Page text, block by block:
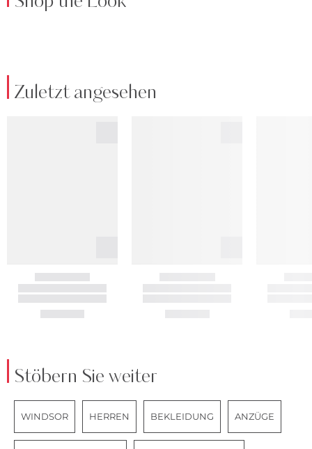
Zuletzt angesehen
Stöbern Sie weiter
WINDSOR HERREN BEKLEIDUNG ANZÜGE